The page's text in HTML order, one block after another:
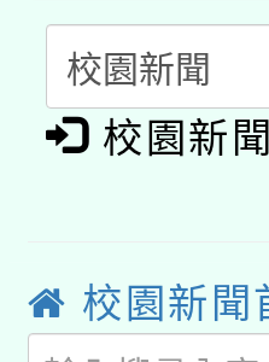
公告之
一案。
兒童少
答一案
有關本
人員健
案。
本校
招)
本館辦
暨閱讀
科技賦
校園新
校園新聞